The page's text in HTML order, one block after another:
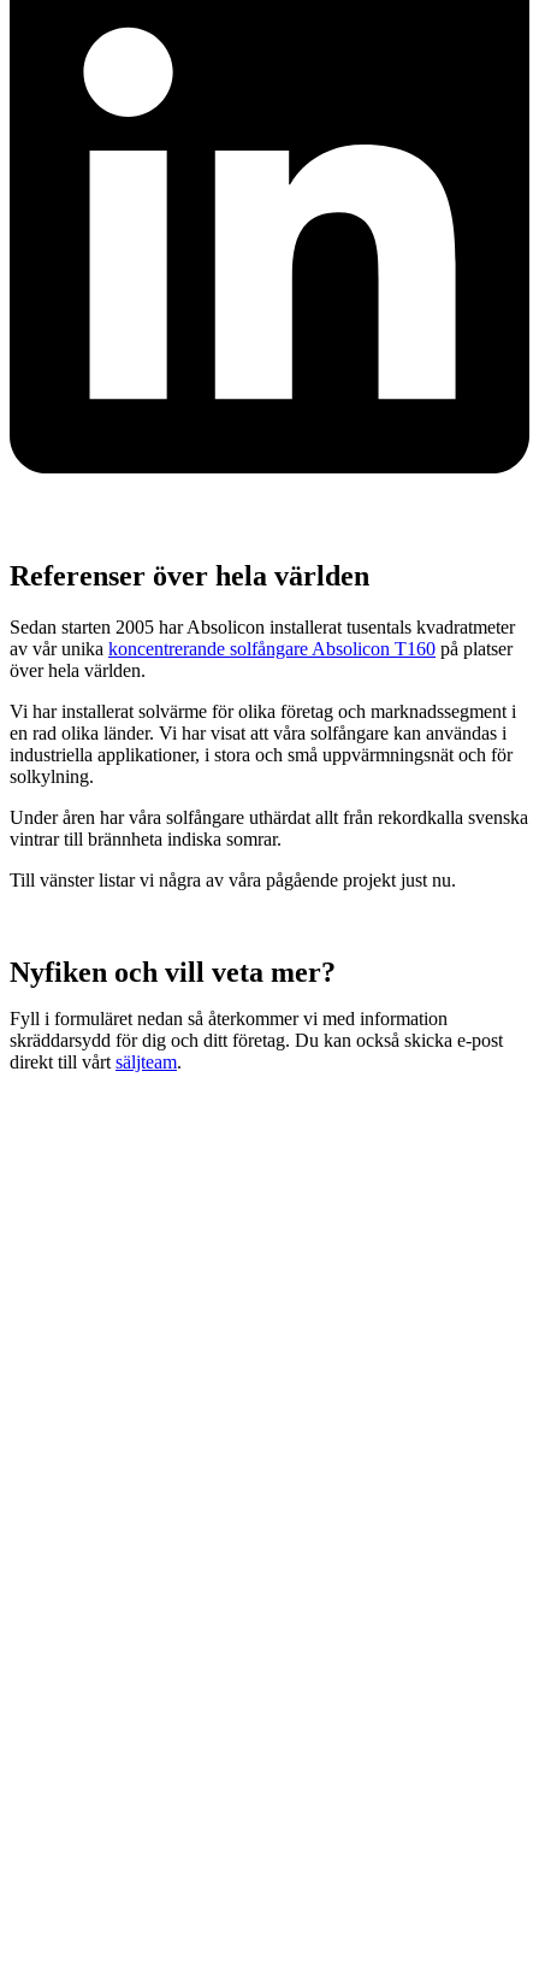
Referenser över hela världen
Sedan starten 2005 har Absolicon installerat tusentals kvadratmeter
av vår unika koncentrerande solfångare Absolicon T160 på platser
över hela världen.
Vi har installerat solvärme för olika företag och marknadssegment i
en rad olika länder. Vi har visat att våra solfångare kan användas i
industriella applikationer, i stora och små uppvärmningsnät och för
solkylning.
Under åren har våra solfångare uthärdat allt från rekordkalla svenska
vintrar till brännheta indiska somrar.
Till vänster listar vi några av våra pågående projekt just nu.
Nyfiken och vill veta mer?
Fyll i formuläret nedan så återkommer vi med information
skräddarsydd för dig och ditt företag. Du kan också skicka e-post
direkt till vårt säljteam.